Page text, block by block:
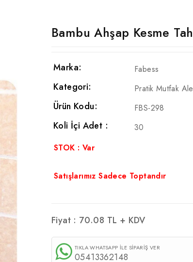
Bambu Ahşap Kesme
Marka: Fabess
Kategori: Pratik Mutfak
Ürün Kodu: FBS-298
Koli İçi Adet :
30
STOK : Var
Satışlarımız Sadece Toptandır
Fiyat : 70.08 TL + KDV
TIKLA WHATSAPP İLE SİPARİŞ VER
05413362148